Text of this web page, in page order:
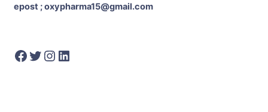
epost ; oxypharma15@gmail.com
Facebook Twitter Instagram LinkedIn